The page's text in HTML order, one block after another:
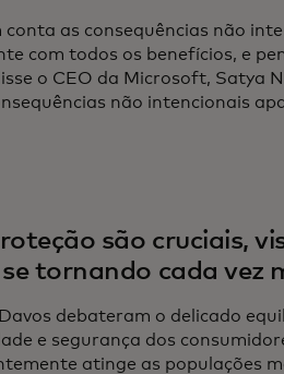
conta as consequências não
com todos os benefícios, e
o CEO da Microsoft, Satya
não intencionais
são cruciais,
tornando cada vez
debateram o delicado
e segurança dos
atinge as populações